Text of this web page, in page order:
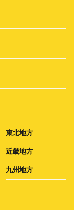
東北地方
近畿地方
九州地方